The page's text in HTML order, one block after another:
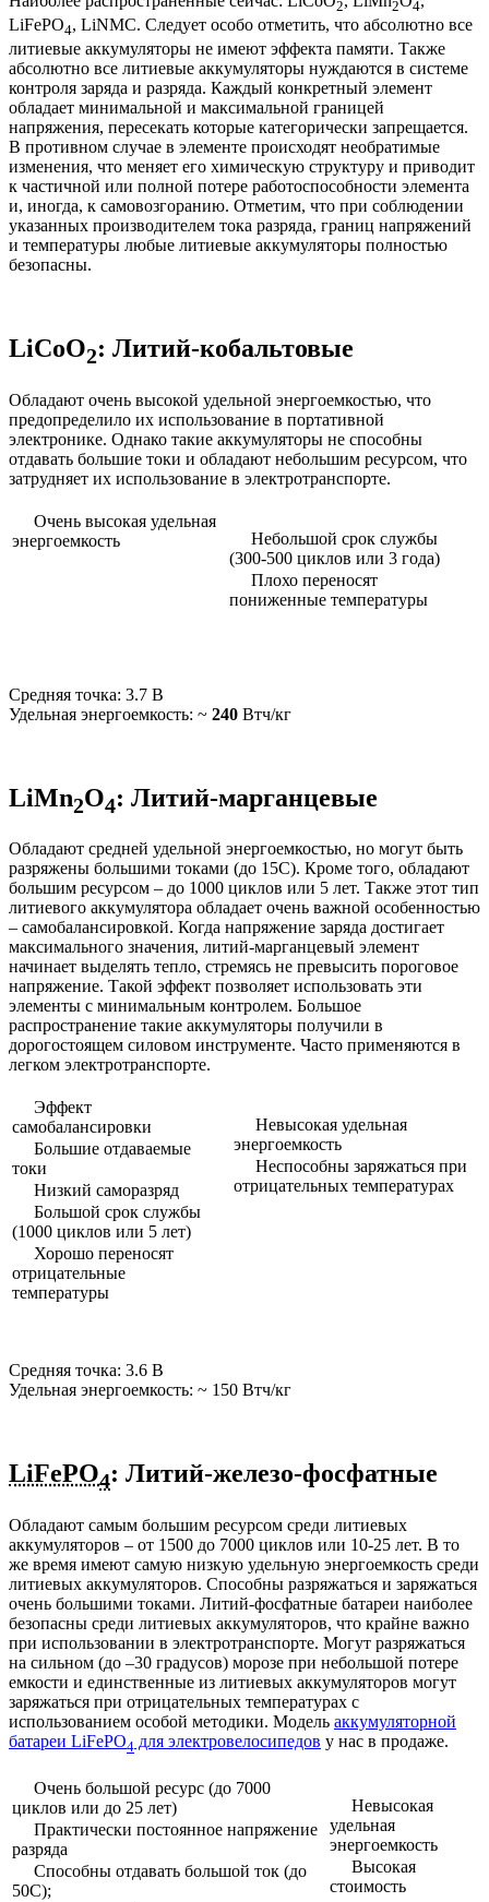
2 2 4
LiFePO4, LiNMC. Следует особо отметить, что абсолютно все
литиевые аккумуляторы не имеют эффекта памяти. Также
абсолютно все литиевые аккумуляторы нуждаются в системе
контроля заряда и разряда. Каждый конкретный элемент
обладает минимальной и максимальной границей
напряжения, пересекать которые категорически запрещается.
В противном случае в элементе происходят необратимые
изменения, что меняет его химическую структуру и приводит
к частичной или полной потере работоспособности элемента
и, иногда, к самовозгоранию. Отметим, что при соблюдении
указанных производителем тока разряда, границ напряжений
и температуры любые литиевые аккумуляторы полностью
безопасны.
LiCoO2: Литий-кобальтовые
Обладают очень высокой удельной энергоемкостью, что
предопределило их использование в портативной
электронике. Однако такие аккумуляторы не способны
отдавать большие токи и обладают небольшим ресурсом, что
затрудняет их использование в электротранспорте.
Очень высокая удельная
энергоемкость
Небольшой срок службы
(300-500 циклов или 3 года)
Плохо переносят
пониженные температуры
Средняя точка: 3.7 В
Удельная энергоемкость: ~ 240 Втч/кг
LiMn2O4: Литий-марганцевые
Обладают средней удельной энергоемкостью, но могут быть
разряжены большими токами (до 15С). Кроме того, обладают
большим ресурсом – до 1000 циклов или 5 лет. Также этот тип
литиевого аккумулятора обладает очень важной особенностью
– самобалансировкой. Когда напряжение заряда достигает
максимального значения, литий-марганцевый элемент
начинает выделять тепло, стремясь не превысить пороговое
напряжение. Такой эффект позволяет использовать эти
элементы с минимальным контролем. Большое
распространение такие аккумуляторы получили в
дорогостоящем силовом инструменте. Часто применяются в
легком электротранспорте.
Эффект
самобалансировки
Большие отдаваемые
токи
Низкий саморазряд
Большой срок службы
(1000 циклов или 5 лет)
Хорошо переносят
отрицательные
температуры
Невысокая удельная
энергоемкость
Неспособны заряжаться при
отрицательных температурах
Средняя точка: 3.6 В
Удельная энергоемкость: ~ 150 Втч/кг
LiFePO4: Литий-железо-фосфатные
Обладают самым большим ресурсом среди литиевых
аккумуляторов – от 1500 до 7000 циклов или 10-25 лет. В то
же время имеют самую низкую удельную энергоемкость среди
литиевых аккумуляторов. Способны разряжаться и заряжаться
очень большими токами. Литий-фосфатные батареи наиболее
безопасны среди литиевых аккумуляторов, что крайне важно
при использовании в электротранспорте. Могут разряжаться
на сильном (до –30 градусов) морозе при небольшой потере
емкости и единственные из литиевых аккумуляторов могут
заряжаться при отрицательных температурах с
использованием особой методики. Модель аккумуляторной
батареи LiFePO4 для электровелосипедов у нас в продаже.
Очень большой ресурс (до 7000
циклов или до 25 лет)
Практически постоянное напряжение
разряда
Способны отдавать большой ток (до
50C);
Невысокая
удельная
энергоемкость
Высокая
стоимость